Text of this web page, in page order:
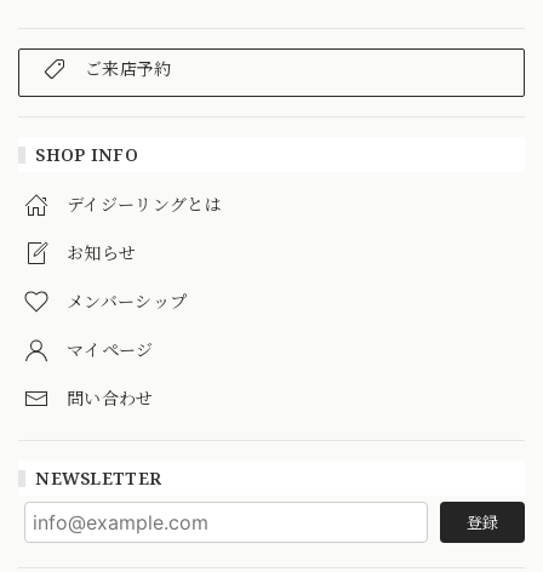
ご来店予約
SHOP INFO
デイジーリングとは
お知らせ
メンバーシップ
マイページ
問い合わせ
NEWSLETTER
登録